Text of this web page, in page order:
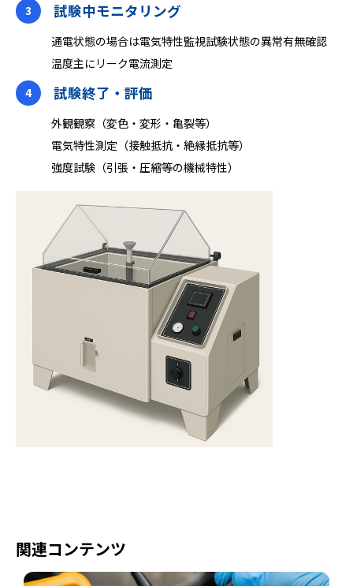
3
試験中モニタリング
通電状態の場合は電気特性監視試験状態の異常有無確認
温度主にリーク電流測定
4
試験終了・評価
外観観察（変⾊‧変形‧⻲裂等）
電気特性測定（接触抵抗‧絶縁抵抗等）
強度試験（引張‧圧縮等の機械特性）
関連コンテンツ